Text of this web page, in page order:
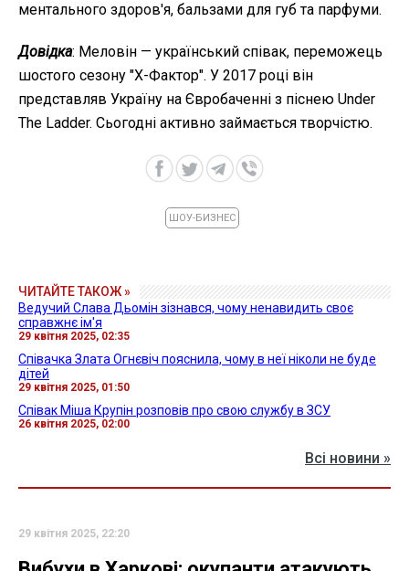
ментального здоров'я, бальзами для губ та парфуми.
Довідка: Меловін — український співак, переможець
шостого сезону "X-Фактор". У 2017 році він
представляв Україну на Євробаченні з піснею Under
The Ladder. Сьогодні активно займається творчістю.
ШОУ-БИЗНЕС
ЧИТАЙТЕ ТАКОЖ »
Ведучий Слава Дьомін зізнався, чому ненавидить своє
справжнє ім'я
29 квітня 2025, 02:35
Співачка Злата Огнєвіч пояснила, чому в неї ніколи не буде
дітей
29 квітня 2025, 01:50
Співак Міша Крупін розповів про свою службу в ЗСУ
26 квітня 2025, 02:00
Всі новини »
29 квітня 2025, 22:20